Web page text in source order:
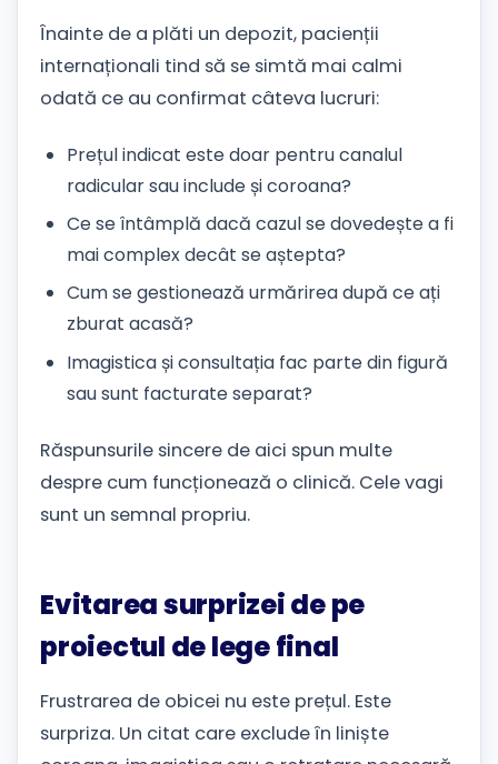
Înainte de a plăti un depozit, pacienții
internaționali tind să se simtă mai calmi
odată ce au confirmat câteva lucruri:
Prețul indicat este doar pentru canalul
radicular sau include și coroana?
Ce se întâmplă dacă cazul se dovedește a fi
mai complex decât se aștepta?
Cum se gestionează urmărirea după ce ați
zburat acasă?
Imagistica și consultația fac parte din figură
sau sunt facturate separat?
Răspunsurile sincere de aici spun multe
despre cum funcționează o clinică. Cele vagi
sunt un semnal propriu.
Evitarea surprizei de pe
proiectul de lege final
Frustrarea de obicei nu este prețul. Este
surpriza. Un citat care exclude în liniște